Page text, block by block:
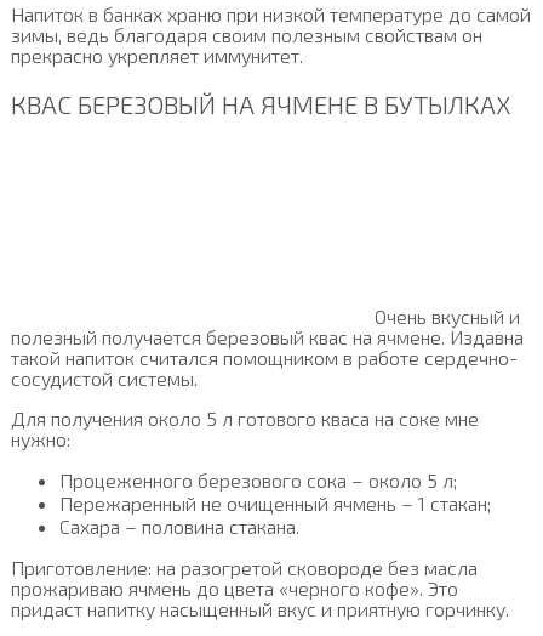
Напиток в банках храню при низкой температуре до самой
зимы, ведь благодаря своим полезным свойствам он
прекрасно укрепляет иммунитет.
КВАС БЕРЕЗОВЫЙ НА ЯЧМЕНЕ В БУТЫЛКАХ
Очень вкусный и
полезный получается березовый квас на ячмене. Издавна
такой напиток считался помощником в работе сердечно-
сосудистой системы.
Для получения около 5 л готового кваса на соке мне
нужно:
Процеженного березового сока – около 5 л;
Пережаренный не очищенный ячмень – 1 стакан;
Сахара – половина стакана.
Приготовление: на разогретой сковороде без масла
прожариваю ячмень до цвета «черного кофе». Это
придаст напитку насыщенный вкус и приятную горчинку.